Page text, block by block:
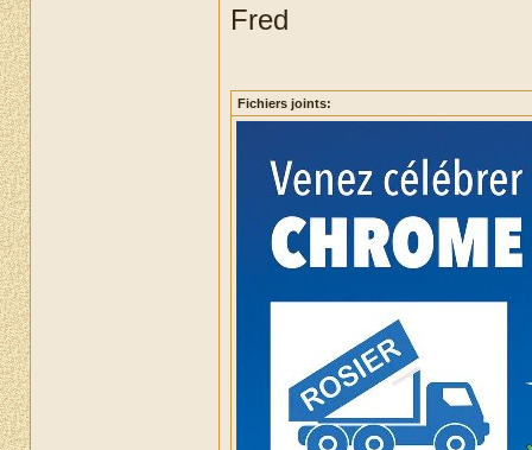
Fred
Fichiers joints: